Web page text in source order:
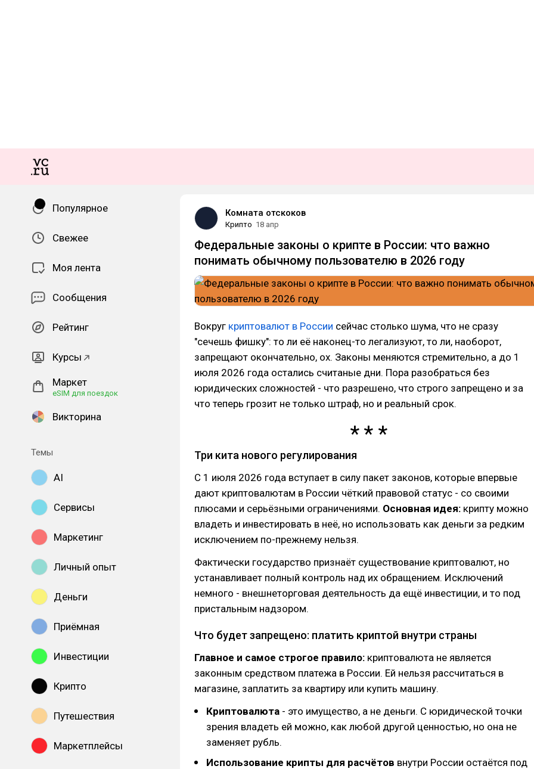
Популярное
Свежее
Моя лента
Сообщения
Рейтинг
Курсы
Маркет
eSIM для поездок
Викторина
Темы
AI
Сервисы
Маркетинг
Личный опыт
Деньги
Приёмная
Инвестиции
Крипто
Путешествия
Маркетплейсы
Комната отскоков
Крипто 18 апр
Федеральные законы о крипте в России: что важно
понимать обычному пользователю в 2026 году
Вокруг криптовалют в России сейчас столько шума, что не сразу
"сечешь фишку": то ли её наконец-то легализуют, то ли, наоборот,
запрещают окончательно, ох. Законы меняются стремительно, а до 1
июля 2026 года остались считаные дни. Пора разобраться без
юридических сложностей - что разрешено, что строго запрещено и за
что теперь грозит не только штраф, но и реальный срок.
Три кита нового регулирования
С 1 июля 2026 года вступает в силу пакет законов, которые впервые
дают криптовалютам в России чёткий правовой статус - со своими
плюсами и серьёзными ограничениями. Основная идея: крипту можно
владеть и инвестировать в неё, но использовать как деньги за редким
исключением по-прежнему нельзя.
Фактически государство признаёт существование криптовалют, но
устанавливает полный контроль над их обращением. Исключений
немного - внешнеторговая деятельность да ещё инвестиции, и то под
пристальным надзором.
Что будет запрещено: платить криптой внутри страны
Главное и самое строгое правило: криптовалюта не является
законным средством платежа в России. Ей нельзя рассчитаться в
магазине, заплатить за квартиру или купить машину.
Криптовалюта - это имущество, а не деньги. С юридической точки
зрения владеть ей можно, как любой другой ценностью, но она не
заменяет рубль.
Использование крипты для расчётов внутри России остаётся под